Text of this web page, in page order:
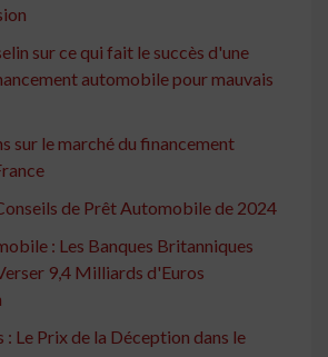
sur ce qui fait le succès d'une
automobile pour mauvais
sur le marché du financement
de Prêt Automobile de 2024
: Les Banques Britanniques
9,4 Milliards d'Euros
: Le Prix de la Déception dans le